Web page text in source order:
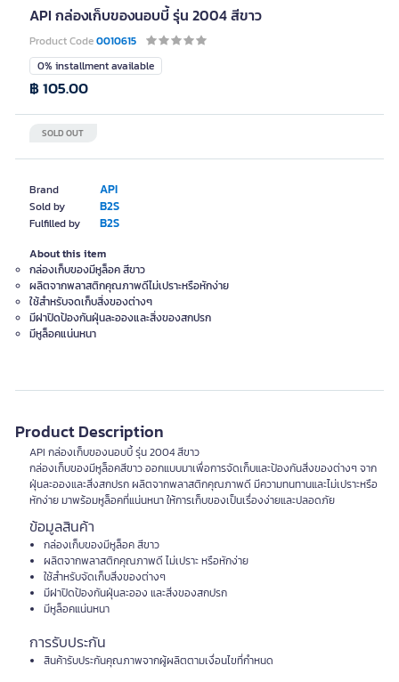
API กล่องเก็บของนอบบี้ รุ่น 2004 สีขาว
Product Code0010615
Brand API
Sold by B2S
Fulfilled by B2S
0% installment available
SOLD OUT
฿ 105.00
About this item
กล่องเก็บของมีหูล็อค สีขาว
ผลิตจากพลาสติกคุณภาพดีไม่เปราะหรือหักง่าย
ใช้สำหรับจดเก็บสิ่งของต่างๆ
มีฝาปิดป้องกันฝุ่นละอองและสิ่งของสกปรก
มีหูล็อคแน่นหนา
Product Description
API กล่องเก็บของนอบบี้ รุ่น 2004 สีขาว
กล่องเก็บของมีหูล็อคสีขาว ออกแบบมาเพื่อการจัดเก็บและป้องกันสิ่งของต่างๆ จาก
ฝุ่นละอองและสิ่งสกปรก ผลิตจากพลาสติกคุณภาพดี มีความทนทานและไม่เปราะหรือ
หักง่าย มาพร้อมหูล็อคที่แน่นหนา ให้การเก็บของเป็นเรื่องง่ายและปลอดภัย
ข้อมูลสินค้า
กล่องเก็บของมีหูล็อค สีขาว
ผลิตจากพลาสติกคุณภาพดี ไม่เปราะ หรือหักง่าย
ใช้สำหรับจัดเก็บสิ่งของต่างๆ
มีฝาปิดป้องกันฝุ่นละออง และสิ่งของสกปรก
มีหูล็อคแน่นหนา
การรับประกัน
สินค้ารับประกันคุณภาพจากผู้ผลิตตามเงื่อนไขที่กำหนด